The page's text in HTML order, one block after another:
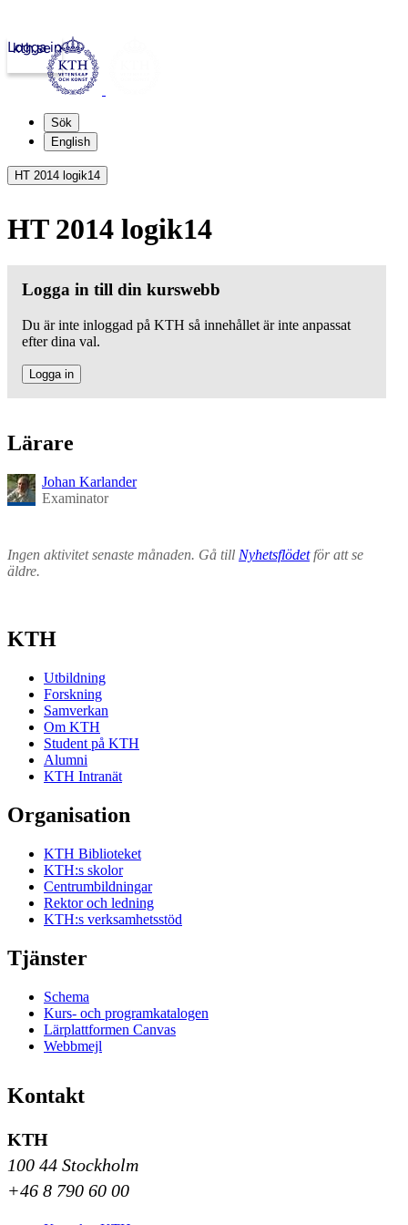
kth.se
Logga in
Sök
English
HT 2014 logik14
HT 2014 logik14
Logga in till din kurswebb
Du är inte inloggad på KTH så innehållet är inte anpassat
efter dina val.
Logga in
Lärare
Johan Karlander
Examinator
Ingen aktivitet senaste månaden. Gå till Nyhetsflödetför att se
äldre.
KTH
Utbildning
Forskning
Samverkan
Om KTH
Student på KTH
Alumni
KTH Intranät
Organisation
KTH Biblioteket
KTH:s skolor
Centrumbildningar
Rektor och ledning
KTH:s verksamhetsstöd
Tjänster
Schema
Kurs- och programkatalogen
Lärplattformen Canvas
Webbmejl
Kontakt
KTH
100 44 Stockholm
+46 8 790 60 00